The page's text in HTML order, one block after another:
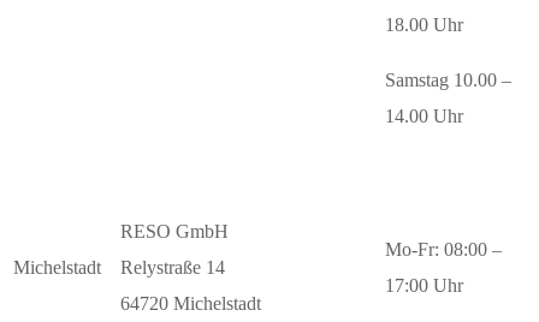
18.00 Uhr
Samstag 10.00 –
14.00 Uhr
Michelstadt
RESO GmbH
Relystraße 14
64720 Michelstadt
Mo-Fr: 08:00 –
17:00 Uhr